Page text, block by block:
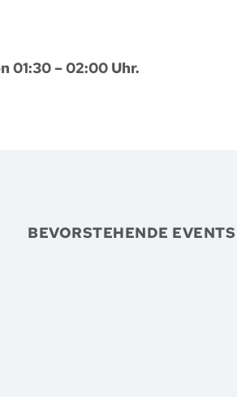
01:30 – 02:00 Uhr.
BEVORSTEHENDE EVENTS